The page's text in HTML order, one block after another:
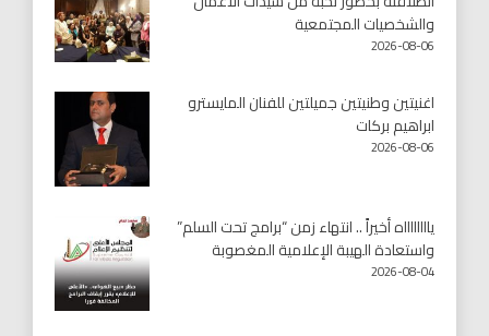
والشخصيات المجتمعية
2026-08-06
اغنيتين وطنيتين جميلتين للفنان المايسترو
ابراهيم بركات
2026-08-06
يااااااااه أخيراً .. انتهاء زمن “برامج تحت السلم”
واستعادة الهيبة الإعلامية المغصوبة
2026-08-04